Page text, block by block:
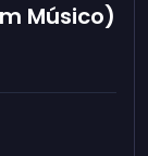
Músico)